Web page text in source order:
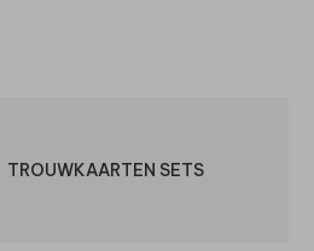
TROUWKAARTEN SETS